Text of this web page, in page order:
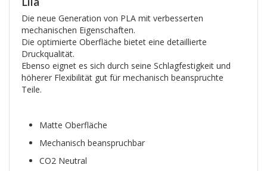
Die neue Generation von PLA mit verbesserten
mechanischen Eigenschaften.
Die optimierte Oberfläche bietet eine detaillierte
Druckqualität.
Ebenso eignet es sich durch seine Schlagfestigkeit und
höherer Flexibilität gut für mechanisch beanspruchte
Teile.
Matte Oberfläche
Mechanisch beanspruchbar
CO2 Neutral